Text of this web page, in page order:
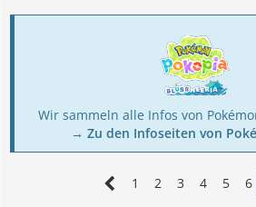
Wir sammeln alle Infos von
→ Zu den Infoseiten von
1 2 3 4 5 6